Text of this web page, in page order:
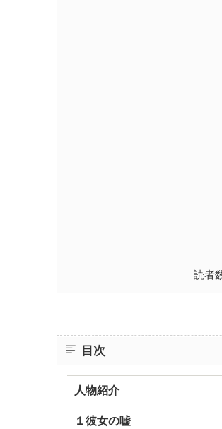
読者
目次
人物紹介
１彼女の嘘